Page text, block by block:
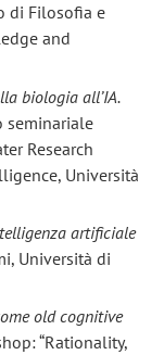
di Filosofia e
and
biologia all’IA.
seminariale
Research
Università
artificiale
Università di
old cognitive
“Rationality,